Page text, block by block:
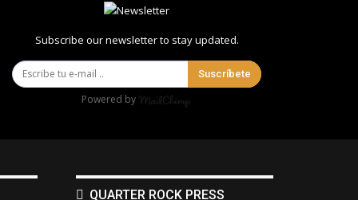
Subscribe our newsletter to stay updated.
Suscríbete
Powered by
QUARTER ROCK PRESS